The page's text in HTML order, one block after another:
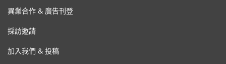
異業合作 & 廣告刊登
採訪邀請
加入我們 & 投稿